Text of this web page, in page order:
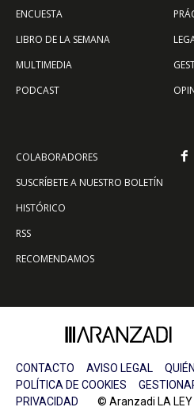
ENCUESTA
LIBRO DE LA SEMANA
MULTIMEDIA
PODCAST
COLABORADORES
SUSCRÍBETE A NUESTRO BOLETÍN
HISTÓRICO
RSS
RECOMENDAMOS
CONTACTO AVISO LEGAL
POLÍTICA DE COOKIES
PRIVACIDAD © Aranzadi LA LEY